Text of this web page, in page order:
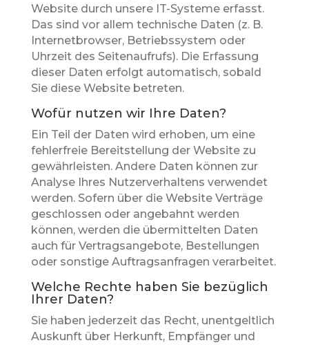
Website durch unsere IT-Systeme erfasst.
Das sind vor allem technische Daten (z. B.
Internetbrowser, Betriebssystem oder
Uhrzeit des Seitenaufrufs). Die Erfassung
dieser Daten erfolgt automatisch, sobald
Sie diese Website betreten.
Wofür nutzen wir Ihre Daten?
Ein Teil der Daten wird erhoben, um eine
fehlerfreie Bereitstellung der Website zu
gewährleisten. Andere Daten können zur
Analyse Ihres Nutzerverhaltens verwendet
werden. Sofern über die Website Verträge
geschlossen oder angebahnt werden
können, werden die übermittelten Daten
auch für Vertragsangebote, Bestellungen
oder sonstige Auftragsanfragen verarbeitet.
Welche Rechte haben Sie bezüglich
Ihrer Daten?
Sie haben jederzeit das Recht, unentgeltlich
Auskunft über Herkunft, Empfänger und